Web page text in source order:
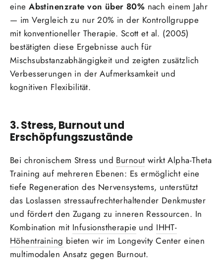
eineAbstinenzrate von über 80% nach einem Jahr
— im Vergleich zu nur 20% in der Kontrollgruppe
mit konventioneller Therapie. Scott et al. (2005)
bestätigten diese Ergebnisse auch für
Mischsubstanzabhängigkeit und zeigten zusätzlich
Verbesserungen in der Aufmerksamkeit und
kognitiven Flexibilität.
3. Stress, Burnout und
Erschöpfungszustände
Bei chronischem Stress und Burnout wirkt Alpha-Theta
Training auf mehreren Ebenen: Es ermöglicht eine
tiefe Regeneration des Nervensystems, unterstützt
das Loslassen stressaufrechterhaltender Denkmuster
und fördert den Zugang zu inneren Ressourcen. In
Kombination mit Infusionstherapie und IHHT-
Höhentraining bieten wir im Longevity Center einen
multimodalen Ansatz gegen Burnout.